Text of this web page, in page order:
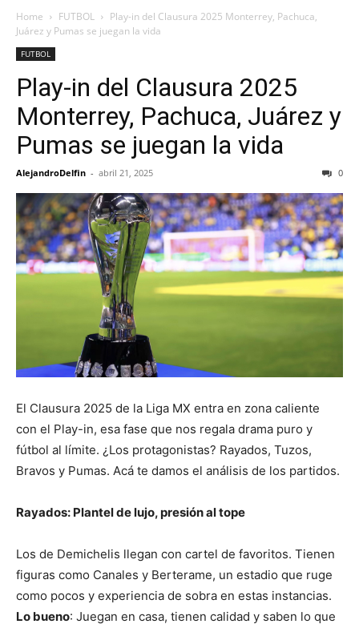
Home FUTBOL
Play-in del Clausura 2025 Monterrey, Pachuca,
Juárez y Pumas se juegan la vida
FUTBOL
Play-in del Clausura 2025
Monterrey, Pachuca, Juárez y
Pumas se juegan la vida
AlejandroDelfin - abril 21, 2025 0
El Clausura 2025 de la Liga MX entra en zona caliente
con el Play-in, esa fase que nos regala drama puro y
fútbol al límite. ¿Los protagonistas? Rayados, Tuzos,
Bravos y Pumas. Acá te damos el análisis de los partidos.
Rayados: Plantel de lujo, presión al tope
Los de Demichelis llegan con cartel de favoritos. Tienen
figuras como Canales y Berterame, un estadio que ruge
como pocos y experiencia de sobra en estas instancias.
Lo bueno: Juegan en casa, tienen calidad y saben lo que